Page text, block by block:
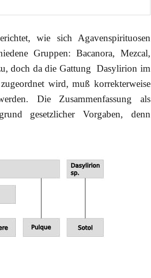
wie sich Agavenspirituosen
Gruppen: Bacanora, Mezcal,
doch da die Gattung Dasylirion im
wird, muß korrekterweise
Die Zusammenfassung als
gesetzlicher Vorgaben, denn